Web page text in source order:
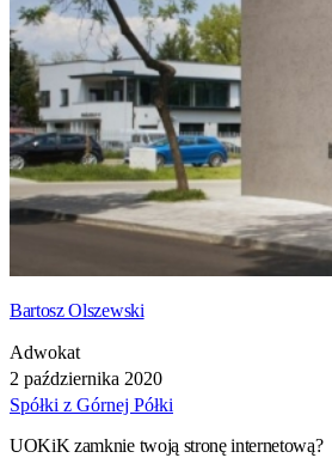
Bartosz Olszewski
Adwokat
2 października 2020
Spółki z Górnej Półki
UOKiK zamknie twoją stronę internetową?